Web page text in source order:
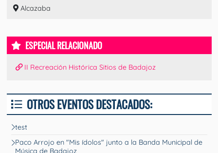
Alcazaba
ESPECIAL RELACIONADO
II Recreación Histórica Sitios de Badajoz
OTROS EVENTOS DESTACADOS:
test
Paco Arrojo en "Mis ídolos" junto a la Banda Municipal de
Música de Badajoz